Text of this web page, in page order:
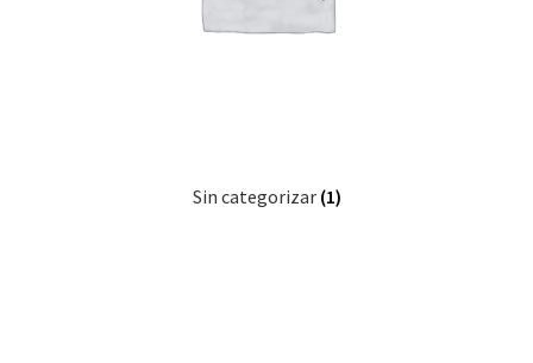
Sin categorizar (1)